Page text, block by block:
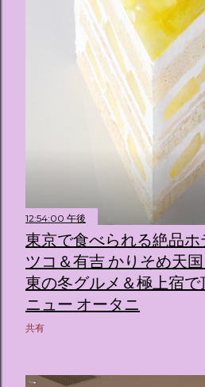
12:54:00 午後
東京で食べられる絶品
ツコ＆有吉 かりそめ天
東の冬グルメ＆極上宿
ニュー オータニ
共有